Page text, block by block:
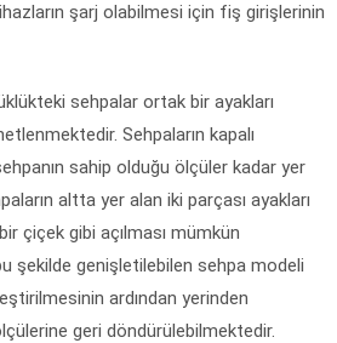
şarj olabilmesi için fiş girişlerinin
sehpalar ortak bir ayakları
Sehpaların kapalı
sahip olduğu ölçüler kadar yer
altta yer alan iki parçası ayakları
çiçek gibi açılması mümkün
şekilde genişletilebilen sehpa modeli
ardından yerinden
geri döndürülebilmektedir.